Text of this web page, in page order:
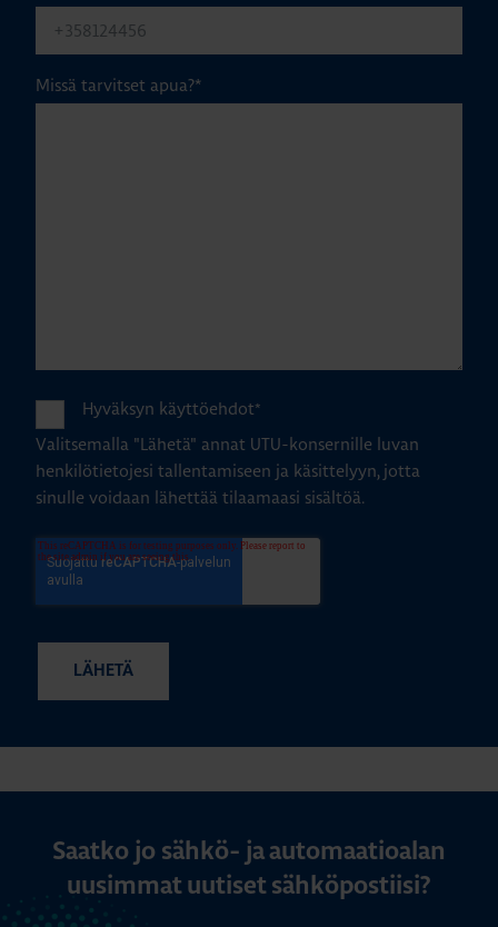
Missä tarvitset apua?*
Hyväksyn käyttöehdot*
Valitsemalla "Lähetä" annat UTU-konsernille luvan
henkilötietojesi tallentamiseen ja käsittelyyn, jotta
sinulle voidaan lähettää tilaamaasi sisältöä.
Saatko jo sähkö- ja automaatioalan
uusimmat uutiset sähköpostiisi?